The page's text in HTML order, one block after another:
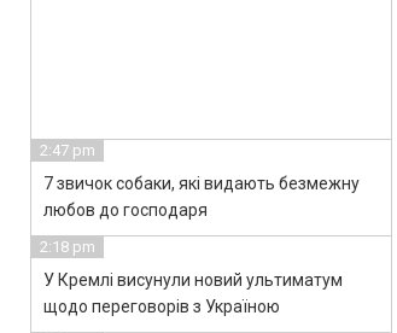
2:47 pm
7 звичок собаки, які видають безмежну
любов до господаря
2:18 pm
У Кремлі висунули новий ультиматум
щодо переговорів з Україною